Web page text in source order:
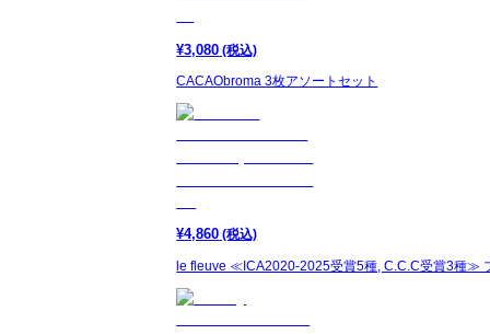
¥3,080 (税込)
CACAObroma 3枚アソートセット
¥4,860 (税込)
le fleuve ≪ICA2020-2025受賞5種, C.C.C受賞3種≫